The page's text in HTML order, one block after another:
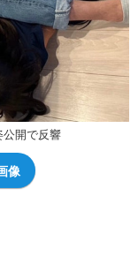
開で反響
像